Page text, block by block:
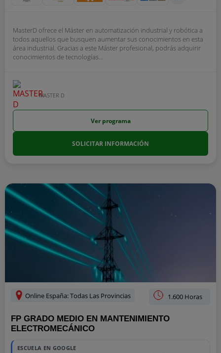
MasterD ofrece el Máster en automatización industrial y robótica a
todos aquellos que busquen aumentar sus conocimientos en esta
área industrial. Gracias a este Máster profesional, podrás adquirir
conocimientos de tecnologías...
MASTER D
Ver programa
SOLICITAR INFORMACIÓN
Online España: Todas Las Provincias 1.600 Horas
FP GRADO MEDIO EN MANTENIMIENTO
ELECTROMECÁNICO
ESCUELA EN GOOGLE